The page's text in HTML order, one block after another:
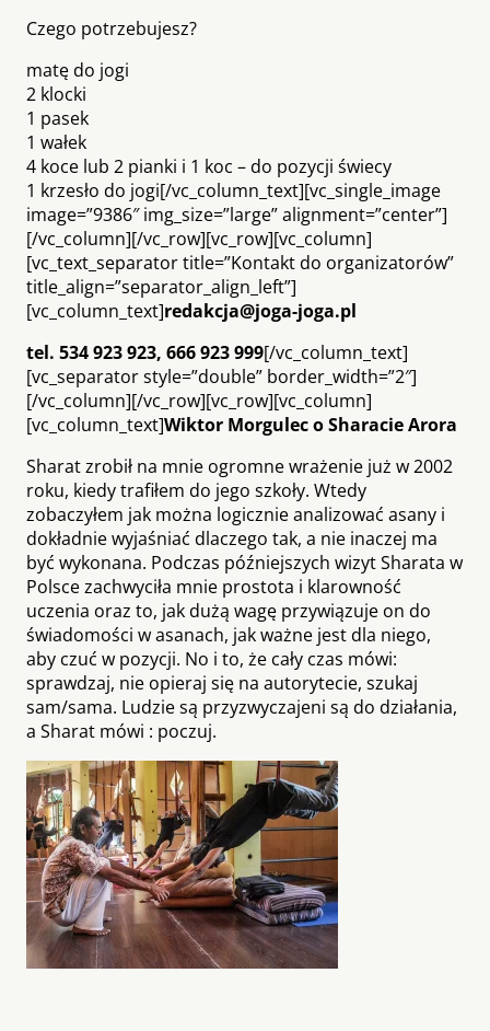
Czego potrzebujesz?
matę do jogi
2 klocki
1 pasek
1 wałek
4 koce lub 2 pianki i 1 koc – do pozycji świecy
1 krzesło do jogi[/vc_column_text][vc_single_image
image=”9386″ img_size=”large” alignment=”center”]
[/vc_column][/vc_row][vc_row][vc_column]
[vc_text_separator title=”Kontakt do organizatorów”
title_align=”separator_align_left”]
[vc_column_text]redakcja@joga-joga.pl
tel. 534 923 923, 666 923 999[/vc_column_text]
[vc_separator style=”double” border_width=”2″]
[/vc_column][/vc_row][vc_row][vc_column]
[vc_column_text]Wiktor Morgulec o Sharacie Arora
Sharat zrobił na mnie ogromne wrażenie już w 2002
roku, kiedy trafiłem do jego szkoły. Wtedy
zobaczyłem jak można logicznie analizować asany i
dokładnie wyjaśniać dlaczego tak, a nie inaczej ma
być wykonana. Podczas późniejszych wizyt Sharata w
Polsce zachwyciła mnie prostota i klarowność
uczenia oraz to, jak dużą wagę przywiązuje on do
świadomości w asanach, jak ważne jest dla niego,
aby czuć w pozycji. No i to, że cały czas mówi:
sprawdzaj, nie opieraj się na autorytecie, szukaj
sam/sama. Ludzie są przyzwyczajeni są do działania,
a Sharat mówi : poczuj.